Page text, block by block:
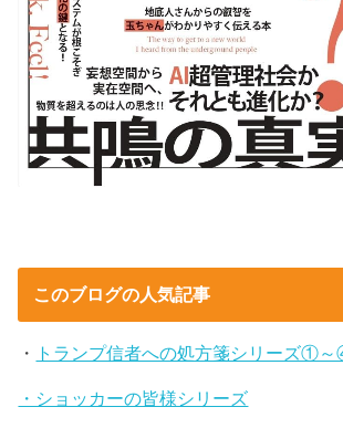
このブログの人気記事
・ トランプ信者への処方箋シリーズ①
・ショッカーの皆様シリーズ